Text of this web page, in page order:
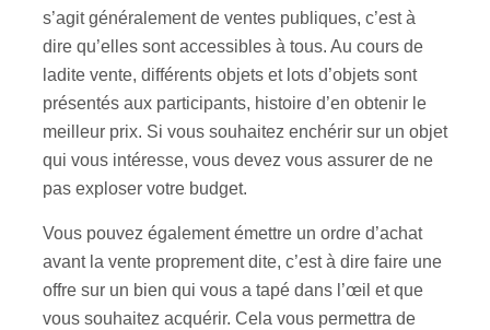
s’agit généralement de ventes publiques, c’est à
dire qu’elles sont accessibles à tous. Au cours de
ladite vente, différents objets et lots d’objets sont
présentés aux participants, histoire d’en obtenir le
meilleur prix. Si vous souhaitez enchérir sur un objet
qui vous intéresse, vous devez vous assurer de ne
pas exploser votre budget.
Vous pouvez également émettre un ordre d’achat
avant la vente proprement dite, c’est à dire faire une
offre sur un bien qui vous a tapé dans l’œil et que
vous souhaitez acquérir. Cela vous permettra de